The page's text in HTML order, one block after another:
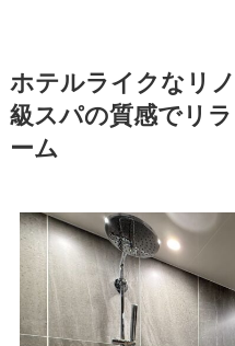
ホテルライクなリ
級スパの質感でリ
ーム